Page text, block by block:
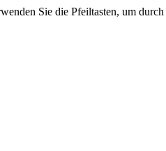
Sie die Pfeiltasten, um